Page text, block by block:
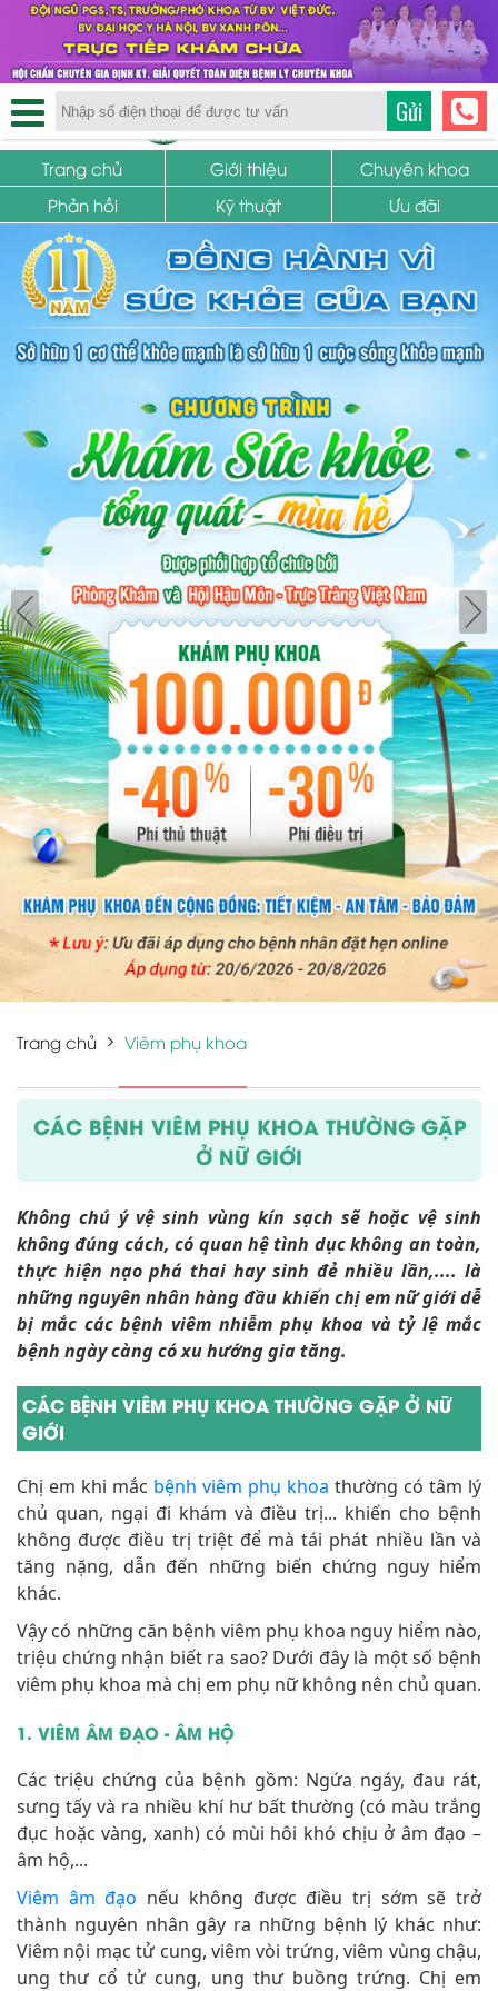
TRUNG TÂM PHỤ KHOA
SỨC KHỎE SINH SẢN
Trang chủ Giới thiệu
Chuyên khoa
Phản hồi
Kỹ thuật Ưu đãi
Trang chủ Viêm phụ khoa
CÁC BỆNH VIÊM PHỤ KHOA THƯỜNG GẶP
Ở NỮ GIỚI
Không chú ý vệ sinh vùng kín sạch sẽ hoặc vệ sinh
không đúng cách, có quan hệ tình dục không an toàn,
thực hiện nạo phá thai hay sinh đẻ nhiều lần,.... là
những nguyên nhân hàng đầu khiến chị em nữ giới dễ
bị mắc các bệnh viêm nhiễm phụ khoa và tỷ lệ mắc
bệnh ngày càng có xu hướng gia tăng.
CÁC BỆNH VIÊM PHỤ KHOA THƯỜNG GẶP Ở NỮ
GIỚI
Chị em khi mắc bệnh viêm phụ khoa thường có tâm lý
chủ quan, ngại đi khám và điều trị... khiến cho bệnh
không được điều trị triệt để mà tái phát nhiều lần và
tăng nặng, dẫn đến những biến chứng nguy hiểm
khác.
Vậy có những căn bệnh viêm phụ khoa nguy hiểm nào,
triệu chứng nhận biết ra sao? Dưới đây là một số bệnh
viêm phụ khoa mà chị em phụ nữ không nên chủ quan.
1. VIÊM ÂM ĐẠO - ÂM HỘ
Các triệu chứng của bệnh gồm: Ngứa ngáy, đau rát,
sưng tấy và ra nhiều khí hư bất thường (có màu trắng
đục hoặc vàng, xanh) có mùi hôi khó chịu ở âm đạo –
âm hộ,...
Viêm âm đạo nếu không được điều trị sớm sẽ trở
thành nguyên nhân gây ra những bệnh lý khác như:
Viêm nội mạc tử cung, viêm vòi trứng, viêm vùng chậu,
ung thư cổ tử cung, ung thư buồng trứng. Chị em
Gửi